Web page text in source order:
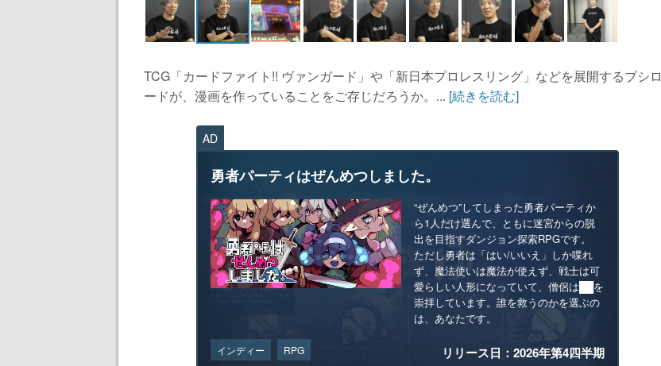
TCG「カードファイト!! ヴァンガード」や「新日本プロレスリング」などを展開するブシロ
ードが、漫画を作っていることをご存じだろうか。... [続きを読む]
AD
勇者パーティはぜんめつしました。
“ぜんめつ”してしまった勇者パーティか
ら1人だけ選んで、ともに迷宮からの脱
出を目指すダンジョン探索RPGです。
ただし勇者は「はい/いいえ」しか喋れ
ず、魔法使いは魔法が使えず、戦士は可
愛らしい人形になっていて、僧侶は██を
崇拝しています。誰を救うのかを選ぶの
は、あなたです。
インディー RPG リリース日：2026年第4四半期